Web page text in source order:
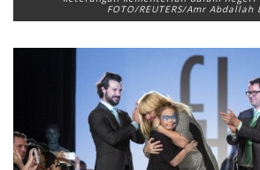
FOTO/REUTERS/Amr Abdallah